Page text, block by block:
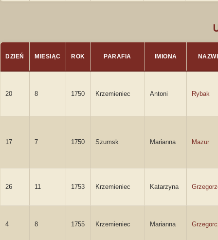
DZIEŃ MIESIĄC ROK PARAFIA IMIONA
20 8 1750 Krzemieniec Antoni Rybak
17 7 1750 Szumsk Marianna Mazur
26 11 1753 Krzemieniec Katarzyna
4 8 1755 Krzemieniec Marianna